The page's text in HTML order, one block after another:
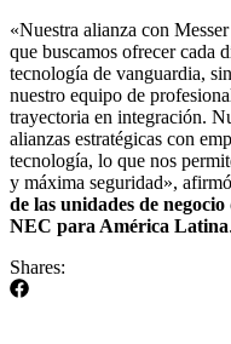
«Nuestra alianza con
que buscamos ofrecer cada
tecnología de vanguardia,
nuestro equipo de
trayectoria en integración.
alianzas estratégicas con
tecnología, lo que nos
y máxima seguridad», afirmó
de las unidades de
NEC para América Latina.
Shares: